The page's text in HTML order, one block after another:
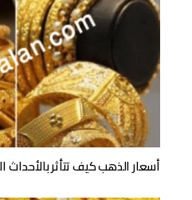
أسعار الذهب كيف تتأثر بالأحداث